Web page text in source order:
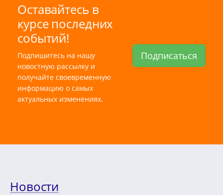
Оставайтесь в
курсе последних
событий!
Подпишитесь на нашу
новостную рассылку и
получайте своевременную
информацию о самых
актуальных изменениях.
Подписаться
Новости